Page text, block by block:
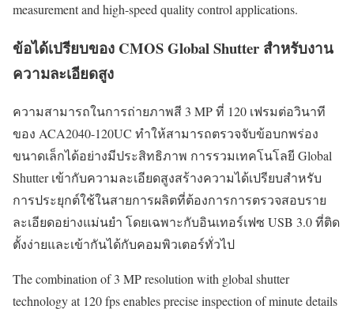
measurement and high-speed quality control applications.
ข้อได้เปรียบของ CMOS Global Shutter สำหรับงาน
ความละเอียดสูง
ความสามารถในการถ่ายภาพสี 3 MP ที่ 120 เฟรมต่อวินาที
ของ ACA2040-120UC ทำให้สามารถตรวจจับข้อบกพร่อง
ขนาดเล็กได้อย่างมีประสิทธิภาพ การรวมเทคโนโลยี Global
Shutter เข้ากับความละเอียดสูงสร้างความได้เปรียบสำหรับ
การประยุกต์ใช้ในสายการผลิตที่ต้องการการตรวจสอบราย
ละเอียดอย่างแม่นยำ โดยเฉพาะกับอินเทอร์เฟซ USB 3.0 ที่ติด
ตั้งง่ายและเข้ากันได้กับคอมพิวเตอร์ทั่วไป
The combination of 3 MP resolution with global shutter
technology at 120 fps enables precise inspection of minute details